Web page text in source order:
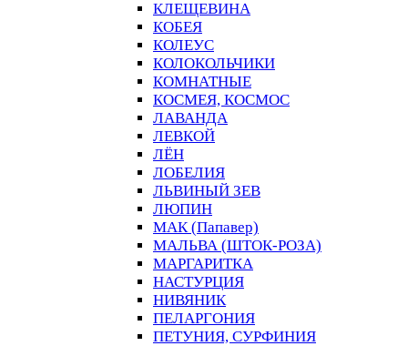
КЛЕЩЕВИНА
КОБЕЯ
КОЛЕУС
КОЛОКОЛЬЧИКИ
КОМНАТНЫЕ
КОСМЕЯ, КОСМОС
ЛАВАНДА
ЛЕВКОЙ
ЛЁН
ЛОБЕЛИЯ
ЛЬВИНЫЙ ЗЕВ
ЛЮПИН
МАК (Папавер)
МАЛЬВА (ШТОК-РОЗА)
МАРГАРИТКА
НАСТУРЦИЯ
НИВЯНИК
ПЕЛАРГОНИЯ
ПЕТУНИЯ, СУРФИНИЯ